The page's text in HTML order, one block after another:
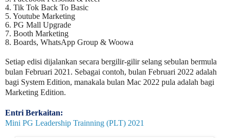
4. Tik Tok Back To Basic
5. Youtube Marketing
6. PG Mall Upgrade
7. Booth Marketing
8. Boards, WhatsApp Group & Woowa
Setiap edisi dijalankan secara bergilir-gilir selang sebulan bermula
bulan Februari 2021. Sebagai contoh, bulan Februari 2022 adalah
bagi System Edition, manakala bulan Mac 2022 pula adalah bagi
Marketing Edition.
Entri Berkaitan:
Mini PG Leadership Trainning (PLT) 2021